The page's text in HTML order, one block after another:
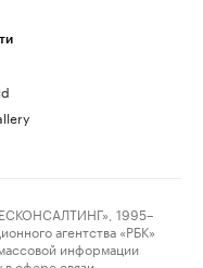
1995–
агентства «РБК»
информации